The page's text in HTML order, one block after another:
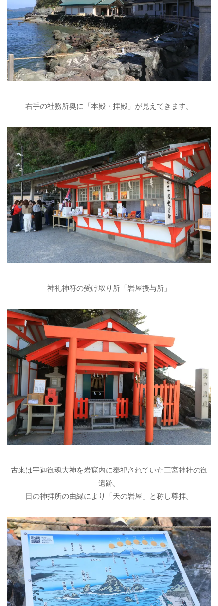
右手の社務所奥に「本殿・拝殿」が見えてきます。
神礼神符の受け取り所「岩屋授与所」
古来は宇迦御魂大神を岩窟内に奉祀されていた三宮神社の御
遺跡。
日の神拝所の由縁により「天の岩屋」と称し尊拝。